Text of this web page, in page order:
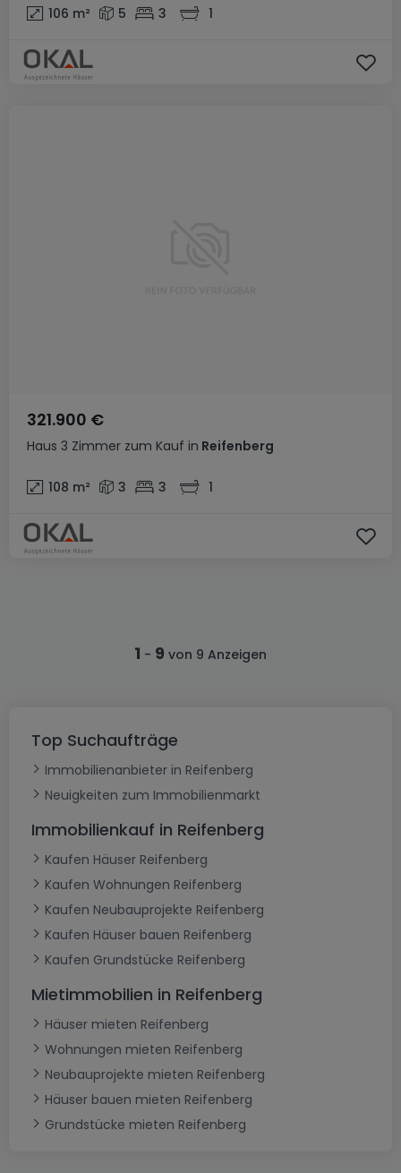
106 m² 5 3 1
Haus 3 Zimmer zum Kauf in Reifenberg
321.900 €
108 m² 3 3 1
1 - 9 von 9 Anzeigen
Top Suchaufträge
Immobilienanbieter in Reifenberg
Neuigkeiten zum Immobilienmarkt
Immobilienkauf in Reifenberg
Kaufen Häuser Reifenberg
Kaufen Wohnungen Reifenberg
Kaufen Neubauprojekte Reifenberg
Kaufen Häuser bauen Reifenberg
Kaufen Grundstücke Reifenberg
Mietimmobilien in Reifenberg
Häuser mieten Reifenberg
Wohnungen mieten Reifenberg
Neubauprojekte mieten Reifenberg
Häuser bauen mieten Reifenberg
Grundstücke mieten Reifenberg